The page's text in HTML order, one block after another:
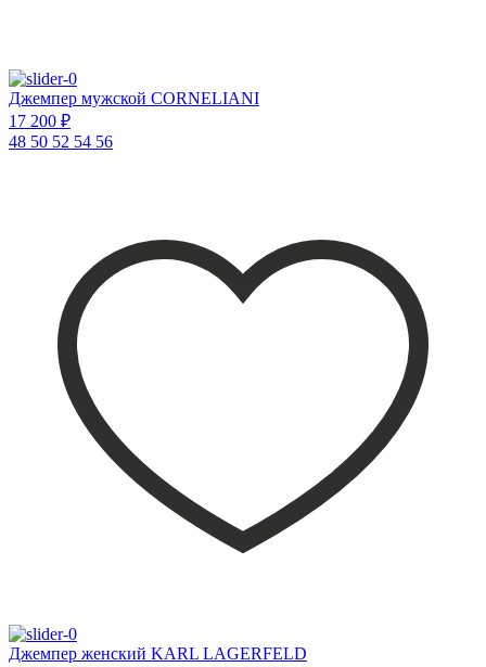
Джемпер мужской CORNELIANI
17 200 ₽
48 50 52 54 56
Джемпер женский KARL LAGERFELD